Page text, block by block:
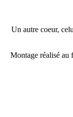
Un autre coeur,
Montage réalisé au